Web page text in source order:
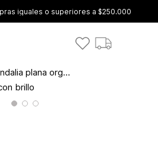
iguales o superiores a $250.000
Sandalia plana orgánica con brillo